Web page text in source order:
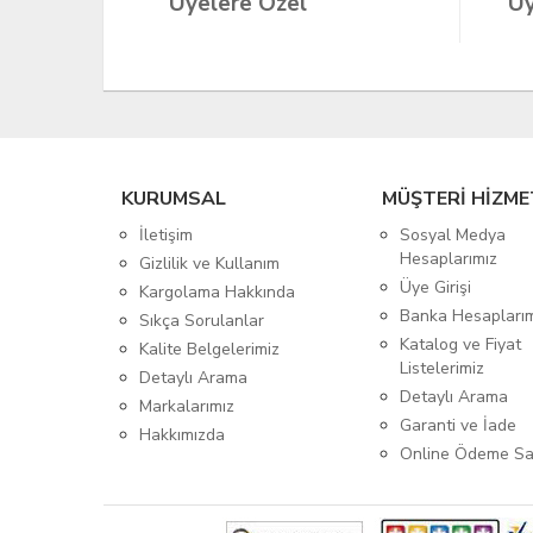
KURUMSAL
İletişim
Gizlilik ve Kullanım
Kargolama Hakkında
Sıkça Sorulanlar
Kalite Belgelerimiz
Detaylı Arama
Markalarımız
Hakkımızda
MÜŞTERİ
Sosyal Medya
Hesaplarımız
Üye Girişi
Banka
Katalog ve Fiyat
Listelerimiz
Detaylı Arama
Garanti ve İade
Online Ödeme